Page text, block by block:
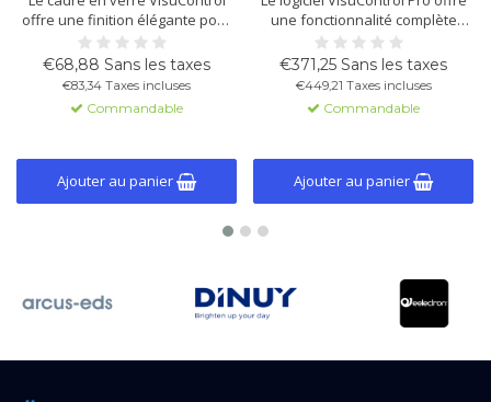
offre une finition élégante pour
le panneau tactile VisuControl.
Disponible en blanc, noir et acier
inoxydable brossé. Idéal pour le
montage mural et convient
parfaitement aux panneaux de
€68,88 Sans les taxes
€83,34 Taxes incluses
Commandable
Ajouter au panier
une fonctionnalité complète
pour la programmation des
panneaux tactiles VisuControl.
Disponible uniquement en
anglais, il prend en charge les
réglages personnalisés.
€371,25 Sans les taxes
€449,21 Taxes incluses
Commandable
Ajouter au panier